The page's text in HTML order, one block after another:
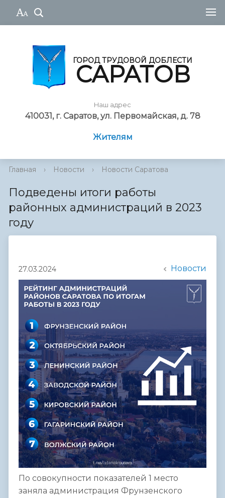
ГОРОД ТРУДОВОЙ ДОБЛЕСТИ
САРАТОВ
Наш адрес
410031, г. Саратов, ул. Первомайская, д. 78
Жителям
Главная › Новости › Новости Саратова
Подведены итоги работы
районных администраций в 2023
году
27.03.2024 Новости
По совокупности показателей 1 место
заняла администрация Фрунзенского